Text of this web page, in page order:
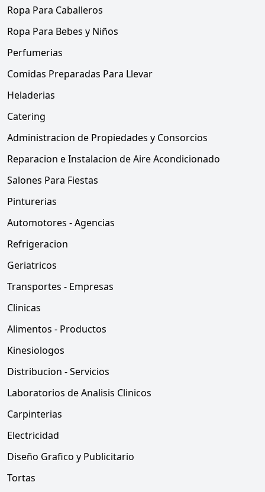
Ropa Para Caballeros
Ropa Para Bebes y Niños
Perfumerias
Comidas Preparadas Para Llevar
Heladerias
Catering
Administracion de Propiedades y Consorcios
Reparacion e Instalacion de Aire Acondicionado
Salones Para Fiestas
Pinturerias
Automotores - Agencias
Refrigeracion
Geriatricos
Transportes - Empresas
Clinicas
Alimentos - Productos
Kinesiologos
Distribucion - Servicios
Laboratorios de Analisis Clinicos
Carpinterias
Electricidad
Diseño Grafico y Publicitario
Tortas